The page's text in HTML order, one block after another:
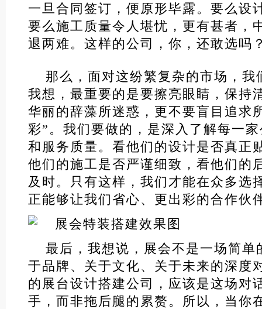
一旦合同签订，便原形毕露。要么设
要么施工质量令人堪忧，更有甚者，
退两难。这样的公司，你，还敢选吗
那么，面对这纷繁复杂的市场，我
我想，最重要的是要擦亮眼睛，保持
华丽的辞藻所迷惑，更不要盲目追求
彩”。我们要做的，是深入了解每一
和服务质量。看他们的设计是否真正
他们的施工是否严谨细致，看他们的
及时。只有这样，我们才能在众多选
正能够让我们省心、更出彩的合作伙
最后，我想说，展会不是一场简单
于品牌、关于文化、关于未来的深度
的展台设计搭建公司，应该是这场对
手，而非拖后腿的累赘。所以，当你